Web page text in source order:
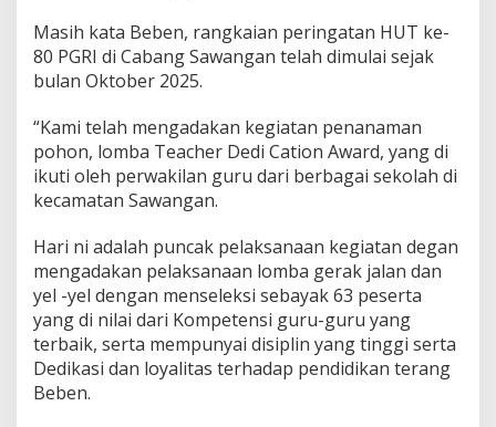
Masih kata Beben, rangkaian peringatan HUT ke-
80 PGRI di Cabang Sawangan telah dimulai sejak
bulan Oktober 2025.
“Kami telah mengadakan kegiatan penanaman
pohon, lomba Teacher Dedi Cation Award, yang di
ikuti oleh perwakilan guru dari berbagai sekolah di
kecamatan Sawangan.
Hari ni adalah puncak pelaksanaan kegiatan degan
mengadakan pelaksanaan lomba gerak jalan dan
yel -yel dengan menseleksi sebayak 63 peserta
yang di nilai dari Kompetensi guru-guru yang
terbaik, serta mempunyai disiplin yang tinggi serta
Dedikasi dan loyalitas terhadap pendidikan terang
Beben.